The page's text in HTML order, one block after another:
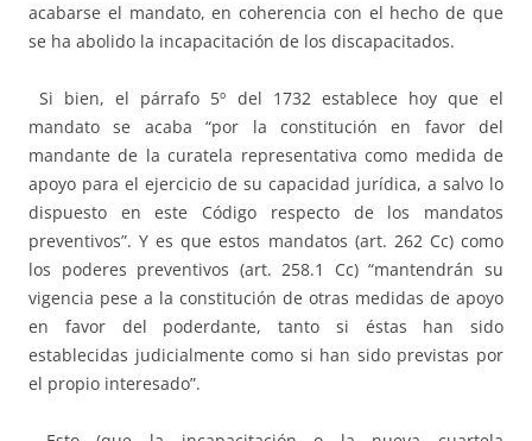
acabarse el mandato, en coherencia con el hecho de que
se ha abolido la incapacitación de los discapacitados.
Si bien, el párrafo 5º del 1732 establece hoy que el
mandato se acaba “por la constitución en favor del
mandante de la curatela representativa como medida de
apoyo para el ejercicio de su capacidad jurídica, a salvo lo
dispuesto en este Código respecto de los mandatos
preventivos”. Y es que estos mandatos (art. 262 Cc) como
los poderes preventivos (art. 258.1 Cc) “mantendrán su
vigencia pese a la constitución de otras medidas de apoyo
en favor del poderdante, tanto si éstas han sido
establecidas judicialmente como si han sido previstas por
el propio interesado”.